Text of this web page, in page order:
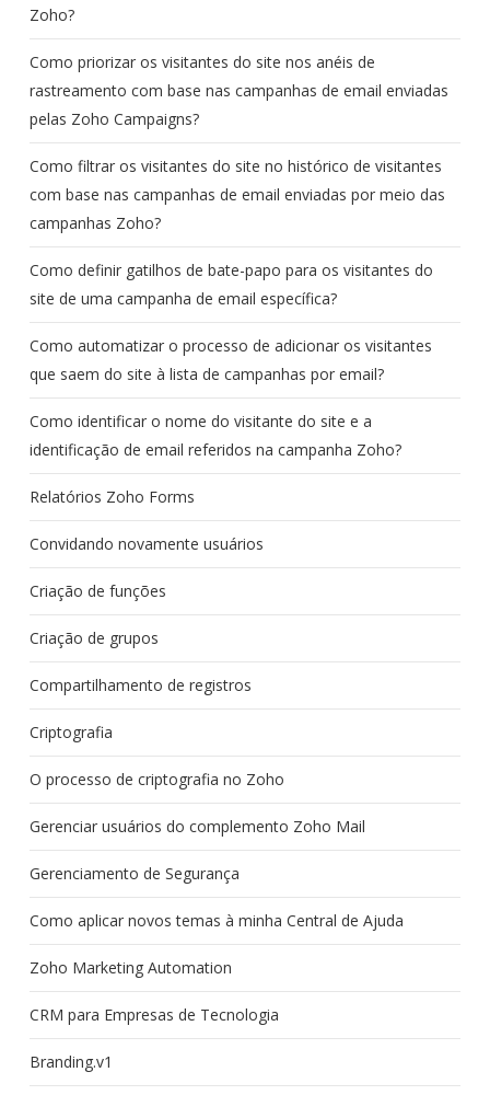
Zoho?
Como priorizar os visitantes do site nos anéis de
rastreamento com base nas campanhas de email enviadas
pelas Zoho Campaigns?
Como filtrar os visitantes do site no histórico de visitantes
com base nas campanhas de email enviadas por meio das
campanhas Zoho?
Como definir gatilhos de bate-papo para os visitantes do
site de uma campanha de email específica?
Como automatizar o processo de adicionar os visitantes
que saem do site à lista de campanhas por email?
Como identificar o nome do visitante do site e a
identificação de email referidos na campanha Zoho?
Relatórios Zoho Forms
Convidando novamente usuários
Criação de funções
Criação de grupos
Compartilhamento de registros
Criptografia
O processo de criptografia no Zoho
Gerenciar usuários do complemento Zoho Mail
Gerenciamento de Segurança
Como aplicar novos temas à minha Central de Ajuda
Zoho Marketing Automation
CRM para Empresas de Tecnologia
Branding.v1